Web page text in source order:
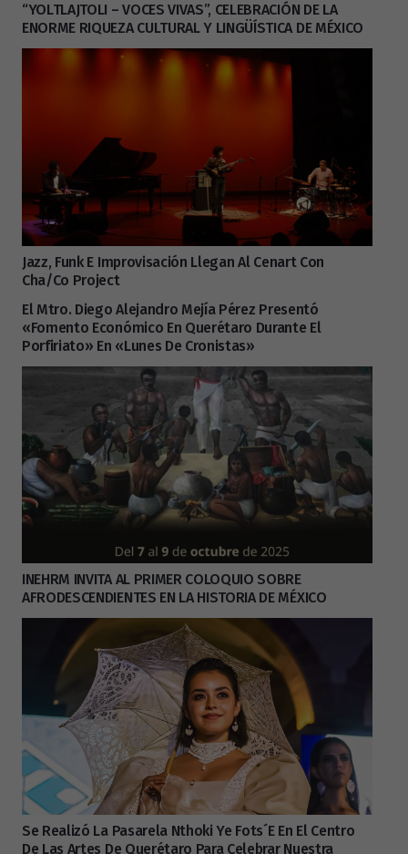
“YOLTLAJTOLI – VOCES VIVAS”, CELEBRACIÓN DE LA
ENORME RIQUEZA CULTURAL Y LINGÜÍSTICA DE MÉXICO
Jazz, Funk E Improvisación Llegan Al Cenart Con
Cha/Co Project
El Mtro. Diego Alejandro Mejía Pérez Presentó
«Fomento Económico En Querétaro Durante El
Porfiriato» En «Lunes De Cronistas»
INEHRM INVITA AL PRIMER COLOQUIO SOBRE
AFRODESCENDIENTES EN LA HISTORIA DE MÉXICO
Se Realizó La Pasarela Nthoki Ye Fots´e En El Centro
De Las Artes De Querétaro Para Celebrar Nuestra